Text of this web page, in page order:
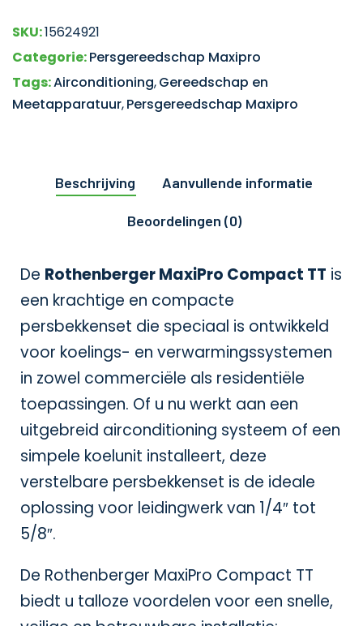
SKU:15624921
Categorie:Persgereedschap Maxipro
Tags:Airconditioning,Gereedschap en
Meetapparatuur,Persgereedschap Maxipro
Beschrijving Aanvullende informatie
Beoordelingen (0)
De Rothenberger MaxiPro Compact TT is
een krachtige en compacte
persbekkenset die speciaal is ontwikkeld
voor koelings- en verwarmingssystemen
in zowel commerciële als residentiële
toepassingen. Of u nu werkt aan een
uitgebreid airconditioning systeem of een
simpele koelunit installeert, deze
verstelbare persbekkenset is de ideale
oplossing voor leidingwerk van 1/4″ tot
5/8″.
De Rothenberger MaxiPro Compact TT
biedt u talloze voordelen voor een snelle,